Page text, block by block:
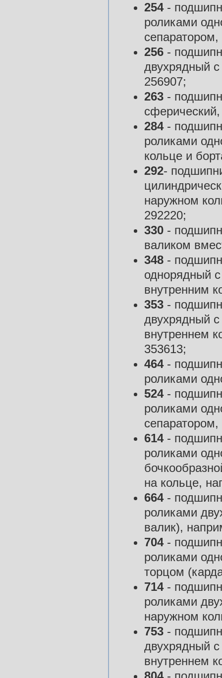
254-
роликами
256 -
двухрядный
256907;
263 -
284-
роликами
кольце и
292-
наружном
292220;
330 -
валиком
348 -
однорядный
внутренним
353 -
двухрядный
внутреннем
353613;
464-
роликами
524-
роликами
614-
роликами
на кольце,
664-
роликами
валик),
704-
роликами
торцом
714-
роликами
наружном
753 -
двухрядный
внутреннем